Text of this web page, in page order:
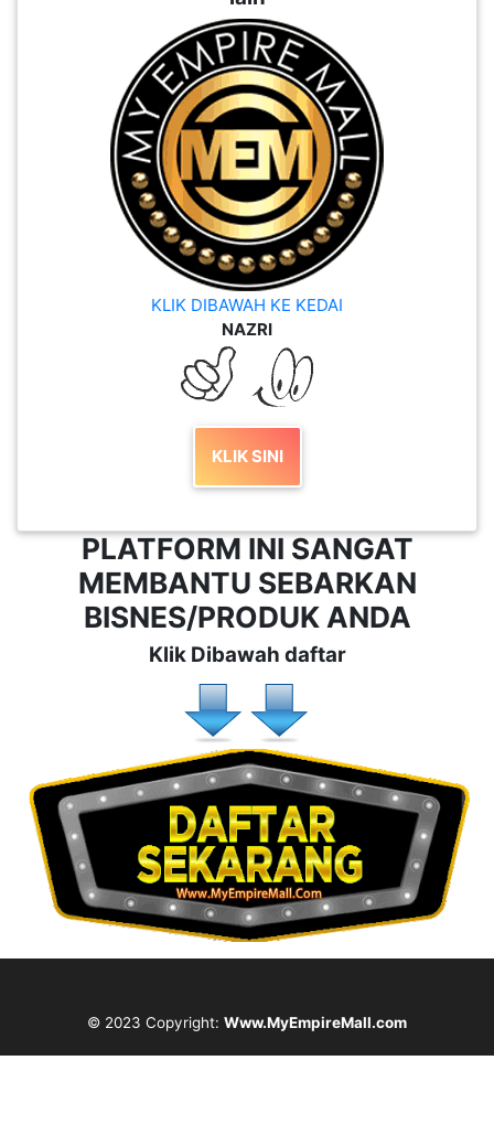
KLIK DIBAWAH KE KEDAI
NAZRI
KLIK SINI
PLATFORM INI SANGAT
MEMBANTU SEBARKAN
BISNES/PRODUK ANDA
Klik Dibawah daftar
© 2023 Copyright: Www.MyEmpireMall.com